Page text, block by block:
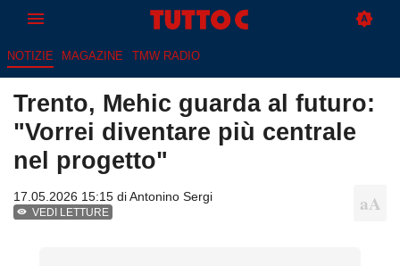
NOTIZIE MAGAZINE TMW RADIO
Trento, Mehic guarda al futuro:
"Vorrei diventare più centrale
nel progetto"
17.05.2026 15:15 diAntonino Sergi
VEDI LETTURE